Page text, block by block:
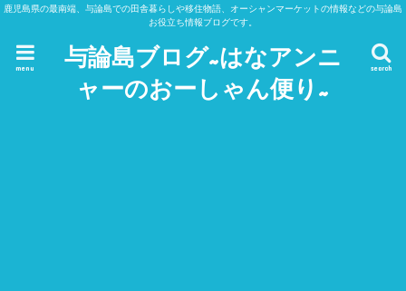
鹿児島県の最南端、与論島での田舎暮らしや移住物語、オーシャンマーケットの情報などの与論島
お役立ち情報ブログです。
与論島ブログ~はなアンニ
ャーのおーしゃん便り~
search
menu